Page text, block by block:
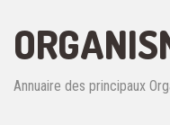
Annuaire des principaux